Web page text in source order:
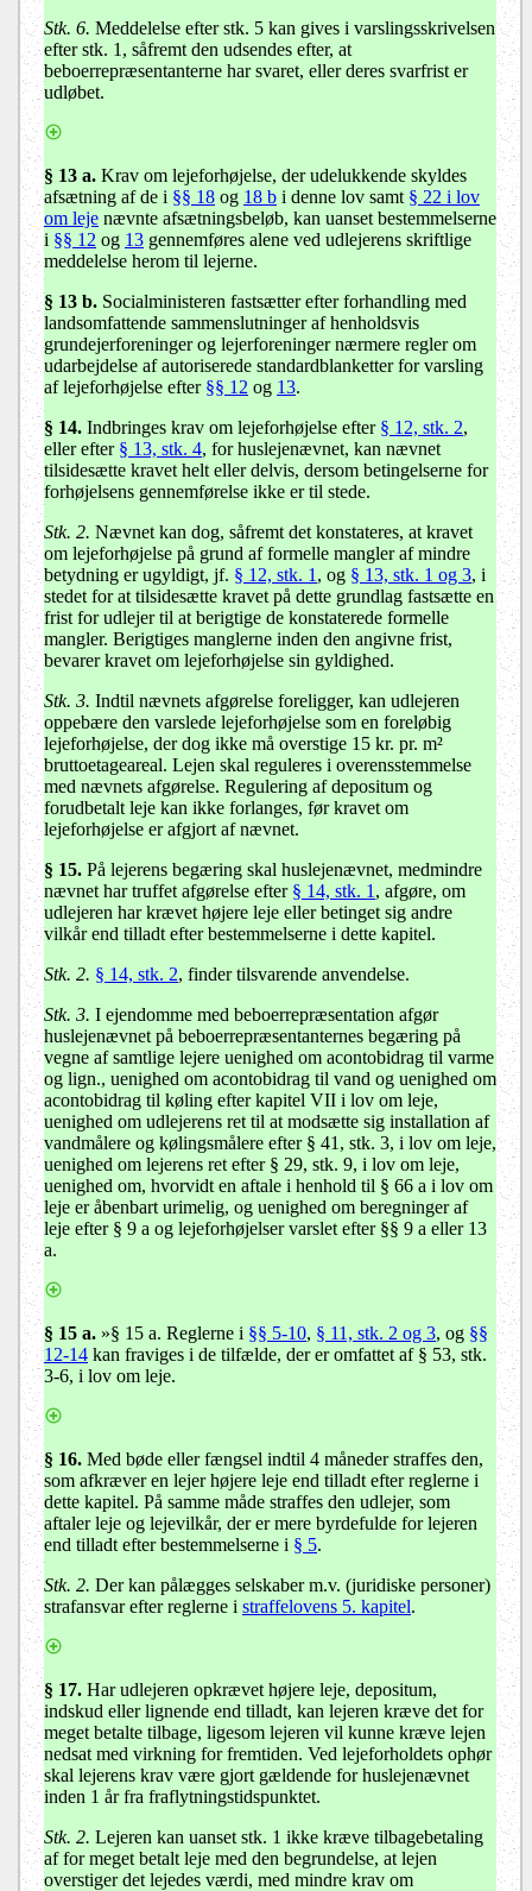
Stk. 6. Meddelelse efter stk. 5 kan gives i varslingsskrivelsen
efter stk. 1, såfremt den udsendes efter, at
beboerrepræsentanterne har svaret, eller deres svarfrist er
udløbet.
§ 13 a. Krav om lejeforhøjelse, der udelukkende skyldes
afsætning af de i §§ 18 og 18 b i denne lov samt § 22 i lov
om leje nævnte afsætningsbeløb, kan uanset bestemmelserne
i §§ 12 og 13 gennemføres alene ved udlejerens skriftlige
meddelelse herom til lejerne.
§ 13 b. Socialministeren fastsætter efter forhandling med
landsomfattende sammenslutninger af henholdsvis
grundejerforeninger og lejerforeninger nærmere regler om
udarbejdelse af autoriserede standardblanketter for varsling
af lejeforhøjelse efter §§ 12 og 13.
§ 14. Indbringes krav om lejeforhøjelse efter § 12, stk. 2,
eller efter § 13, stk. 4, for huslejenævnet, kan nævnet
tilsidesætte kravet helt eller delvis, dersom betingelserne for
forhøjelsens gennemførelse ikke er til stede.
Stk. 2. Nævnet kan dog, såfremt det konstateres, at kravet
om lejeforhøjelse på grund af formelle mangler af mindre
betydning er ugyldigt, jf. § 12, stk. 1, og § 13, stk. 1 og 3, i
stedet for at tilsidesætte kravet på dette grundlag fastsætte en
frist for udlejer til at berigtige de konstaterede formelle
mangler. Berigtiges manglerne inden den angivne frist,
bevarer kravet om lejeforhøjelse sin gyldighed.
Stk. 3. Indtil nævnets afgørelse foreligger, kan udlejeren
oppebære den varslede lejeforhøjelse som en foreløbig
lejeforhøjelse, der dog ikke må overstige 15 kr. pr. m²
bruttoetageareal. Lejen skal reguleres i overensstemmelse
med nævnets afgørelse. Regulering af depositum og
forudbetalt leje kan ikke forlanges, før kravet om
lejeforhøjelse er afgjort af nævnet.
§ 15. På lejerens begæring skal huslejenævnet, medmindre
nævnet har truffet afgørelse efter § 14, stk. 1, afgøre, om
udlejeren har krævet højere leje eller betinget sig andre
vilkår end tilladt efter bestemmelserne i dette kapitel.
Stk. 2. § 14, stk. 2, finder tilsvarende anvendelse.
Stk. 3. I ejendomme med beboerrepræsentation afgør
huslejenævnet på beboerrepræsentanternes begæring på
vegne af samtlige lejere uenighed om acontobidrag til varme
og lign., uenighed om acontobidrag til vand og uenighed om
acontobidrag til køling efter kapitel VII i lov om leje,
uenighed om udlejerens ret til at modsætte sig installation af
vandmålere og kølingsmålere efter § 41, stk. 3, i lov om leje,
uenighed om lejerens ret efter § 29, stk. 9, i lov om leje,
uenighed om, hvorvidt en aftale i henhold til § 66 a i lov om
leje er åbenbart urimelig, og uenighed om beregninger af
leje efter § 9 a og lejeforhøjelser varslet efter §§ 9 a eller 13
a.
§ 15 a. »§ 15 a. Reglerne i §§ 5-10, § 11, stk. 2 og 3, og §§
12-14 kan fraviges i de tilfælde, der er omfattet af § 53, stk.
3-6, i lov om leje.
§ 16. Med bøde eller fængsel indtil 4 måneder straffes den,
som afkræver en lejer højere leje end tilladt efter reglerne i
dette kapitel. På samme måde straffes den udlejer, som
aftaler leje og lejevilkår, der er mere byrdefulde for lejeren
end tilladt efter bestemmelserne i § 5.
Stk. 2. Der kan pålægges selskaber m.v. (juridiske personer)
strafansvar efter reglerne i straffelovens 5. kapitel.
§ 17. Har udlejeren opkrævet højere leje, depositum,
indskud eller lignende end tilladt, kan lejeren kræve det for
meget betalte tilbage, ligesom lejeren vil kunne kræve lejen
nedsat med virkning for fremtiden. Ved lejeforholdets ophør
skal lejerens krav være gjort gældende for huslejenævnet
inden 1 år fra fraflytningstidspunktet.
Stk. 2. Lejeren kan uanset stk. 1 ikke kræve tilbagebetaling
af for meget betalt leje med den begrundelse, at lejen
overstiger det lejedes værdi, med mindre krav om